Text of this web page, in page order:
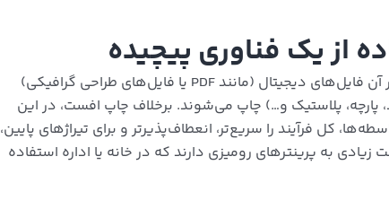
از یک فناوری پیچیده
چاپ دیجیتال، همان‌طور که از نامش پیداست، فرآیندی است که در آن فایل‌های دیجیتال (مانند PDF یا فایل‌های طراحی گرافیکی)
پلاستیک و…) چاپ می‌شوند. برخلاف چاپ افست، در این
کل فرآیند را سریع‌تر، انعطاف‌پذیرتر و برای تیراژهای پایین،
به پرینترهای رومیزی دارند که در خانه یا اداره استفاده